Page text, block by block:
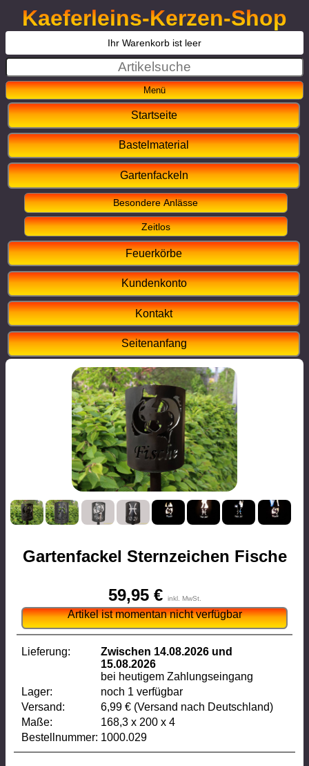
Kaeferleins-Kerzen-Shop
Startseite
Bastelmaterial
Gartenfackeln
Besondere Anlässe
Zeitlos
Feuerkörbe
Kundenkonto
Kontakt
Seitenanfang
Ihr Warenkorb ist leer
Gartenfackel Sternzeichen Fische
59,95 € inkl. MwSt.
Artikel ist momentan nicht verfügbar
Lieferung:
Zwischen 14.08.2026 und
15.08.2026
bei heutigem Zahlungseingang
Lager:
noch 1 verfügbar
Versand:
6,99 € (Versand nach Deutschland)
Maße:
168,3 x 200 x 4
Bestellnummer: 1000.029